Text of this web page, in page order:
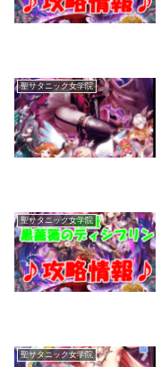
聖サタニック女学院
聖サタニック女学院
聖サタニック女学院